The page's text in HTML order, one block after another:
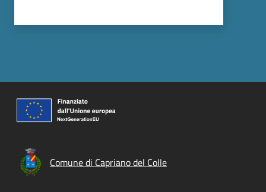
Comune di Capriano del Colle